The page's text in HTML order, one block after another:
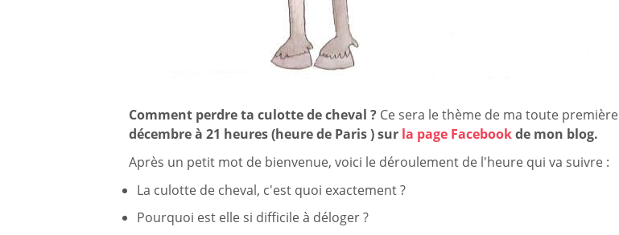
Comment perdre ta culotte de cheval ? Ce sera le thème de ma toute première
décembre à 21 heures (heure de Paris ) sur la page Facebookde mon blog.
Après un petit mot de bienvenue, voici le déroulement de l'heure qui va suivre :
La culotte de cheval, c'est quoi exactement ?
Pourquoi est elle si difficile à déloger ?